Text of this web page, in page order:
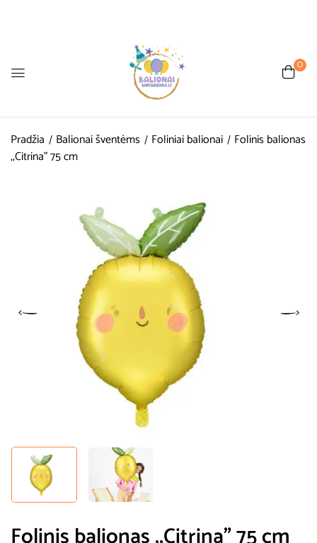
0
Pradžia Balionai šventėms Foliniai balionai
Folinis balionas
,,Citrina” 75 cm